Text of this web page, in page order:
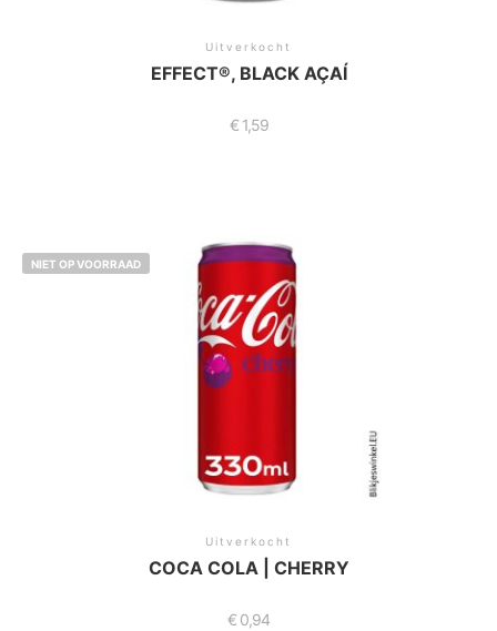
Uitverkocht
EFFECT®, BLACK AÇAÍ
€1,59
NIET OP VOORRAAD
Uitverkocht
COCA COLA | CHERRY
€ 0,94